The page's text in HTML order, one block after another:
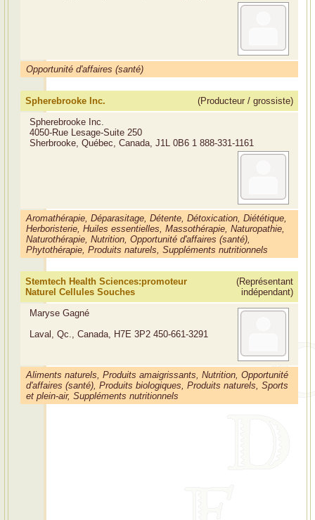
Opportunité d'affaires (santé)
Spherebrooke Inc.
(Producteur / grossiste)
Spherebrooke Inc.
4050-Rue Lesage-Suite 250
Sherbrooke, Québec, Canada, J1L 0B6 1 888-331-1161
Aromathérapie, Déparasitage, Détente, Détoxication, Diététique,
Herboristerie, Huiles essentielles, Massothérapie, Naturopathie,
Naturothérapie, Nutrition, Opportunité d'affaires (santé),
Phytothérapie, Produits naturels, Suppléments nutritionnels
Stemtech Health Sciences:promoteur
Naturel Cellules Souches
(Représentant
indépendant)
Maryse Gagné
Laval, Qc., Canada, H7E 3P2 450-661-3291
Aliments naturels, Produits amaigrissants, Nutrition, Opportunité
d'affaires (santé), Produits biologiques, Produits naturels, Sports
et plein-air, Suppléments nutritionnels